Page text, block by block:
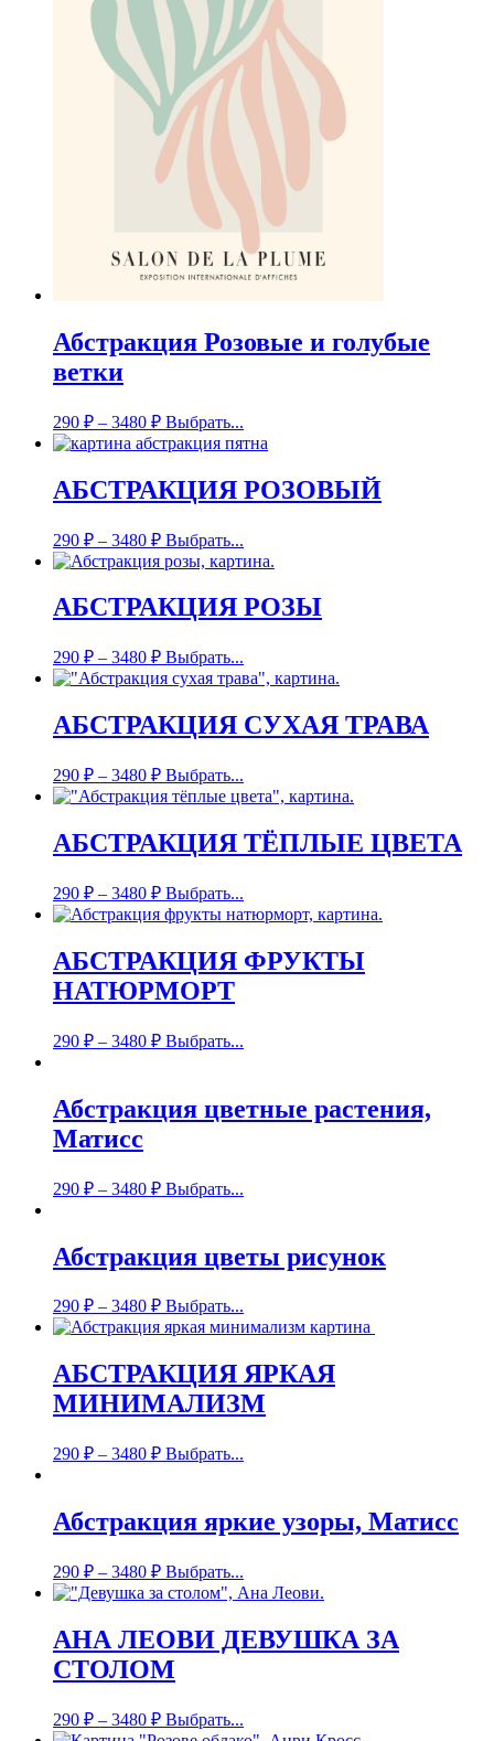
Абстракция Розовые и голубые
ветки
290 ₽ – 3480 ₽ Выбрать...
АБСТРАКЦИЯ РОЗОВЫЙ
290 ₽ – 3480 ₽ Выбрать...
АБСТРАКЦИЯ РОЗЫ
290 ₽ – 3480 ₽ Выбрать...
АБСТРАКЦИЯ СУХАЯ ТРАВА
290 ₽ – 3480 ₽ Выбрать...
АБСТРАКЦИЯ ТЁПЛЫЕ ЦВЕТА
290 ₽ – 3480 ₽ Выбрать...
АБСТРАКЦИЯ ФРУКТЫ
НАТЮРМОРТ
290 ₽ – 3480 ₽ Выбрать...
Абстракция цветные растения,
Матисс
290 ₽ – 3480 ₽ Выбрать...
Абстракция цветы рисунок
290 ₽ – 3480 ₽ Выбрать...
АБСТРАКЦИЯ ЯРКАЯ
МИНИМАЛИЗМ
290 ₽ – 3480 ₽ Выбрать...
Абстракция яркие узоры, Матисс
290 ₽ – 3480 ₽ Выбрать...
АНА ЛЕОВИ ДЕВУШКА ЗА
СТОЛОМ
290 ₽ – 3480 ₽ Выбрать...